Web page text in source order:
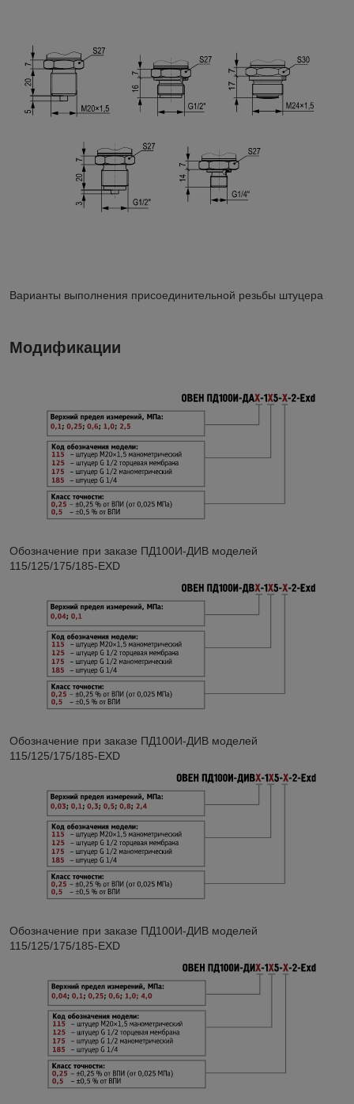
Варианты выполнения присоединительной резьбы штуцера
Модификации
Обозначение при заказе ПД100И-ДИВ моделей
115/125/175/185-EXD
Обозначение при заказе ПД100И-ДИВ моделей
115/125/175/185-EXD
Обозначение при заказе ПД100И-ДИВ моделей
115/125/175/185-EXD